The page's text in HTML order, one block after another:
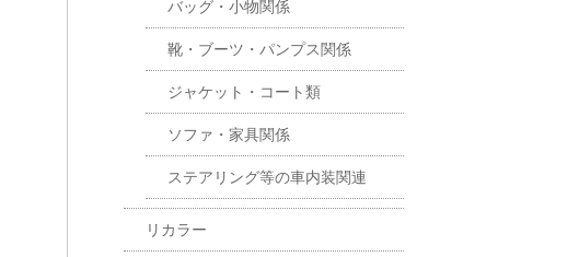
バッグ・小物関係
靴・ブーツ・パンプス関係
ジャケット・コート類
ソファ・家具関係
ステアリング等の車内装関連
リカラー